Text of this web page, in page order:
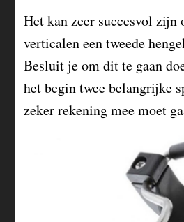
Het kan zeer succesvol zijn
verticalen een tweede
Besluit je om dit te gaan
het begin twee belangrijke
zeker rekening mee moet